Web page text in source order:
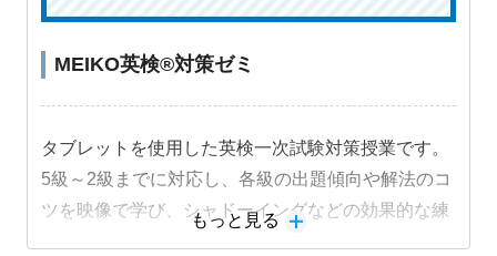
MEIKO英検®対策ゼミ
タブレットを使用した英検一次試験対策授業です。
5級～2級までに対応し、各級の出題傾向や解法のコ
ツを映像で学び、シャドーイングなどの効果的な練
もっと見る